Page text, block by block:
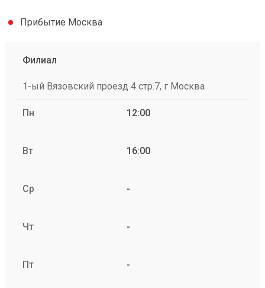
Прибытие Москва
Филиал
1-ый Вязовский проезд 4 стр.7, г Москва
Пн 12:00
Вт 16:00
Ср -
Чт -
Пт -